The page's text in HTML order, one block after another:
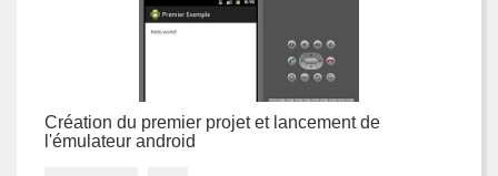
Création du premier projet et lancement de
l'émulateur android